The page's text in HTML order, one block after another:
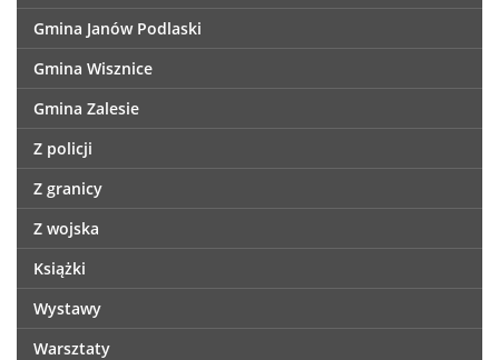
Gmina Janów Podlaski
Gmina Wisznice
Gmina Zalesie
Z policji
Z granicy
Z wojska
Książki
Wystawy
Warsztaty